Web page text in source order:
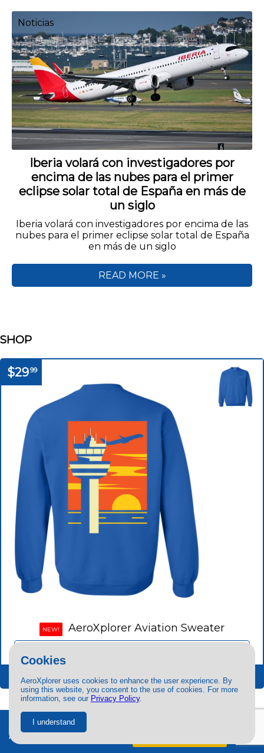
Cookies
AeroXplorer uses cookies to enhance the user experience. By
using this website, you consent to the use of cookies. For more
information, see our Privacy Policy.
I understand
Iberia volará con investigadores por
encima de las nubes para el primer
eclipse solar total de España en más de
un siglo
Iberia volará con investigadores por encima de las
nubes para el primer eclipse solar total de España
en más de un siglo
Noticias
READ MORE »
SHOP
$2999
NEW! AeroXplorer Aviation Sweater
BUY NOW
Ad-free + exclusive content.